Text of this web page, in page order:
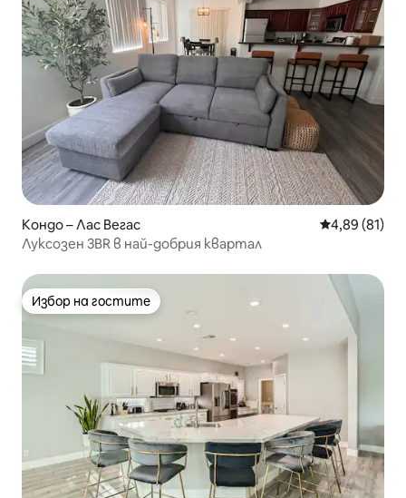
Кондо – Лас Вегас Средна
4,89 (81)
Луксозен 3BR в най-добрия квартал
Избор на гостите
Избор на гостите